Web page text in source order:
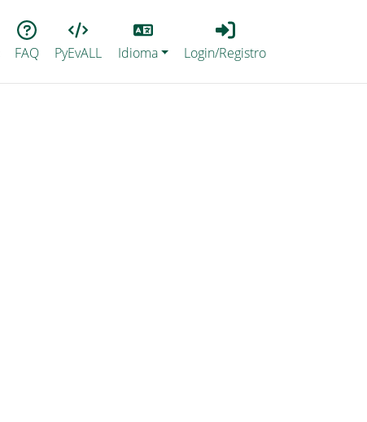
FAQ PyEvALL
Lang
Idioma
Login_Registro
Login/Registro